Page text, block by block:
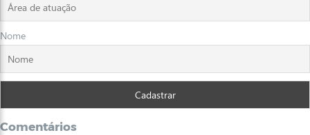
Nome
Comentários